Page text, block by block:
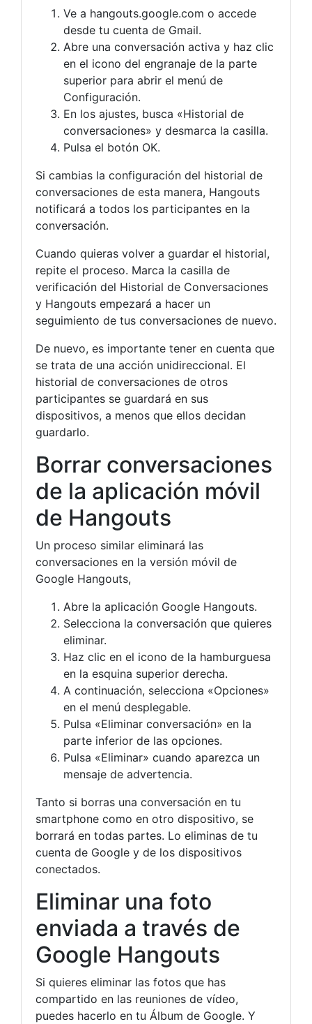
Ve a hangouts.google.com o accede
desde tu cuenta de Gmail.
Abre una conversación activa y haz clic
en el icono del engranaje de la parte
superior para abrir el menú de
Configuración.
En los ajustes, busca «Historial de
conversaciones» y desmarca la casilla.
Pulsa el botón OK.
Si cambias la configuración del historial de
conversaciones de esta manera, Hangouts
notificará a todos los participantes en la
conversación.
Cuando quieras volver a guardar el historial,
repite el proceso. Marca la casilla de
verificación del Historial de Conversaciones
y Hangouts empezará a hacer un
seguimiento de tus conversaciones de nuevo.
De nuevo, es importante tener en cuenta que
se trata de una acción unidireccional. El
historial de conversaciones de otros
participantes se guardará en sus
dispositivos, a menos que ellos decidan
guardarlo.
Borrar conversaciones
de la aplicación móvil
de Hangouts
Un proceso similar eliminará las
conversaciones en la versión móvil de
Google Hangouts,
Abre la aplicación Google Hangouts.
Selecciona la conversación que quieres
eliminar.
Haz clic en el icono de la hamburguesa
en la esquina superior derecha.
A continuación, selecciona «Opciones»
en el menú desplegable.
Pulsa «Eliminar conversación» en la
parte inferior de las opciones.
Pulsa «Eliminar» cuando aparezca un
mensaje de advertencia.
Tanto si borras una conversación en tu
smartphone como en otro dispositivo, se
borrará en todas partes. Lo eliminas de tu
cuenta de Google y de los dispositivos
conectados.
Eliminar una foto
enviada a través de
Google Hangouts
Si quieres eliminar las fotos que has
compartido en las reuniones de vídeo,
puedes hacerlo en tu Álbum de Google. Y